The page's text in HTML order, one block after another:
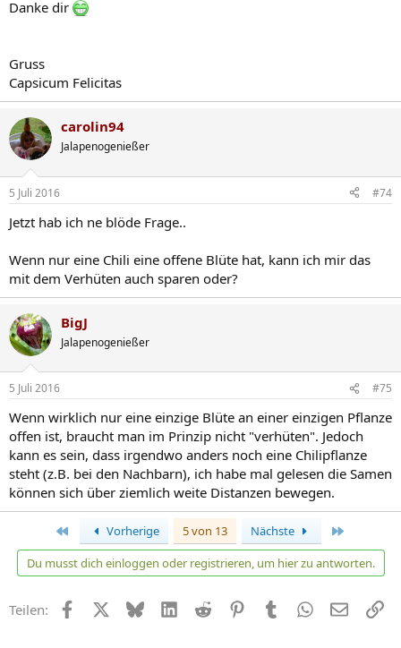
:
Danke dir
Gruss
Capsicum Felicitas
carolin94
Jalapenogenießer
5 Juli 2016 #74
Jetzt hab ich ne blöde Frage..
Wenn nur eine Chili eine offene Blüte hat, kann ich mir das
mit dem Verhüten auch sparen oder?
BigJ
Jalapenogenießer
5 Juli 2016 #75
Wenn wirklich nur eine einzige Blüte an einer einzigen Pflanze
offen ist, braucht man im Prinzip nicht "verhüten". Jedoch
kann es sein, dass irgendwo anders noch eine Chilipflanze
steht (z.B. bei den Nachbarn), ich habe mal gelesen die Samen
können sich über ziemlich weite Distanzen bewegen.
Erste Vorherige 5 von 13 Nächste
Du musst dich einloggen oder registrieren, um hier zu antworten.
Teilen: Facebook BlueskyLinkedIn
Reddit PinterestTumblr WhatsApp
E-Mail